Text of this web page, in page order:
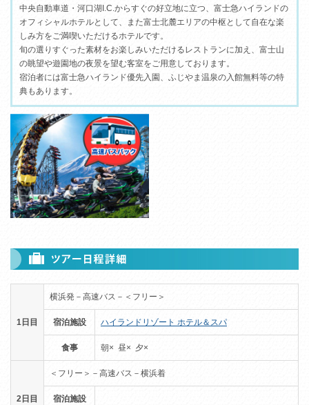
中央自動車道・河口湖I.C.からすぐの好立地に立つ、富士急ハイランドの
オフィシャルホテルとして、また富士北麓エリアの中枢として自在な楽
しみ方をご満喫いただけるホテルです。
旬の選りすぐった素材をお楽しみいただけるレストランに加え、富士山
の眺望や遊園地の夜景を望む客室をご用意しております。
宿泊者には富士急ハイランド優先入園、ふじやま温泉の入館無料等の特
典もあります。
1日目
横浜発－高速バス－＜フリー＞
宿泊施設 ハイランドリゾート ホテル＆スパ
食事 朝× 昼× 夕×
2日目
＜フリー＞－高速バス－横浜着
宿泊施設